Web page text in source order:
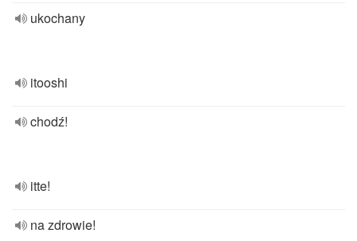
ukochany
itooshi
chodź!
itte!
na zdrowie!